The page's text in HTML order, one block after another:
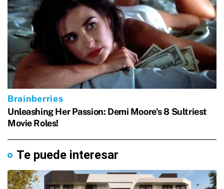
Te puede interesar